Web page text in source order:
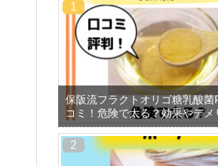
保阪流フラクトオリゴ糖乳酸菌
コミ！危険で太る？効果やデメ